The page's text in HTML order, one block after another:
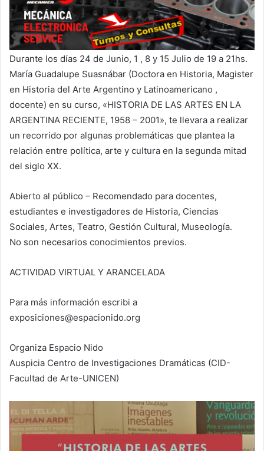
Durante los días 24 de Junio, 1 , 8 y 15 Julio de 19 a 21hs.
María Guadalupe Suasnábar (Doctora en Historia, Magister
en Historia del Arte Argentino y Latinoamericano ,
docente) en su curso, «HISTORIA DE LAS ARTES EN LA
ARGENTINA RECIENTE, 1958 – 2001», te llevara a realizar
un recorrido por algunas problemáticas que plantea la
relación entre política, arte y cultura en la segunda mitad
del siglo XX.
Abierto al público – Recomendado para docentes,
estudiantes e investigadores de Historia, Ciencias
Sociales, Artes, Teatro, Gestión Cultural, Museología.
No son necesarios conocimientos previos.
ACTIVIDAD VIRTUAL Y ARANCELADA
Para más información escribi a
exposiciones@espacionido.org
Organiza Espacio Nido
Auspicia Centro de Investigaciones Dramáticas (CID-
Facultad de Arte-UNICEN)